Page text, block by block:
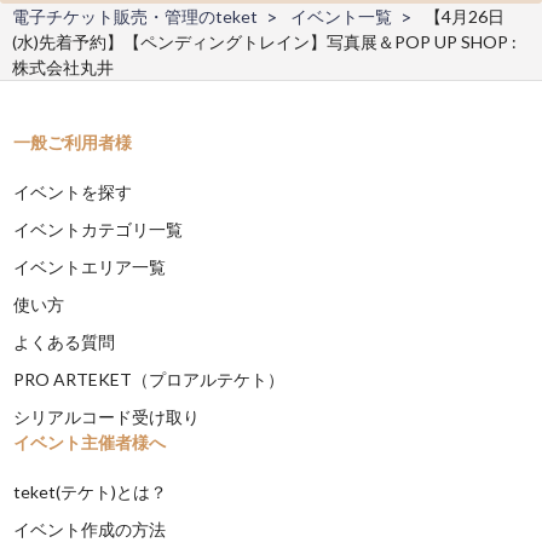
電子チケット販売・管理のteket
イベント一覧
【4月26日
(水)先着予約】【ペンディングトレイン】写真展＆POP UP SHOP :
株式会社丸井
一般ご利用者様
イベントを探す
イベントカテゴリ一覧
イベントエリア一覧
使い方
よくある質問
PRO ARTEKET（プロアルテケト）
シリアルコード受け取り
イベント主催者様へ
teket(テケト)とは？
イベント作成の方法